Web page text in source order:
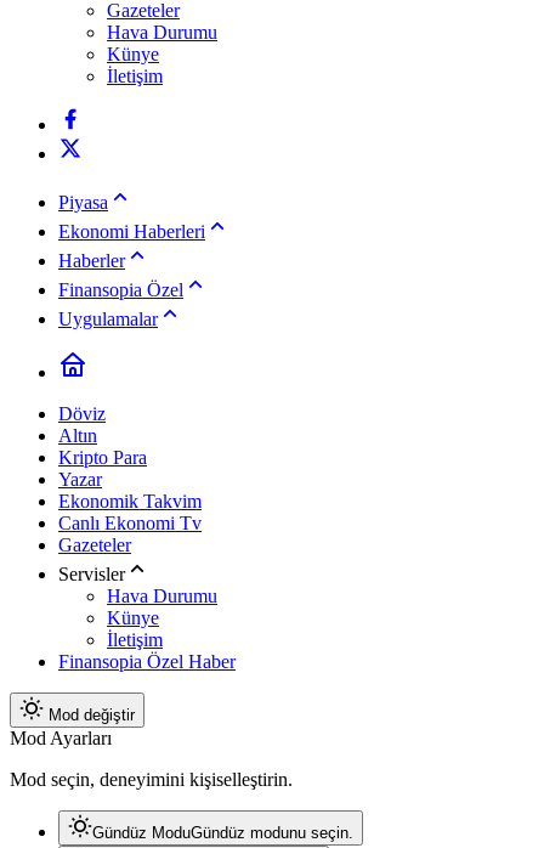
Gazeteler
Hava Durumu
Künye
İletişim
Piyasa
Ekonomi Haberleri
Haberler
Finansopia Özel
Uygulamalar
Döviz
Altın
Kripto Para
Yazar
Ekonomik Takvim
Canlı Ekonomi Tv
Gazeteler
Servisler
Hava Durumu
Künye
İletişim
Finansopia Özel Haber
Mod değiştir
Mod Ayarları
Mod seçin, deneyimini kişiselleştirin.
Gündüz ModuGündüz modunu seçin.